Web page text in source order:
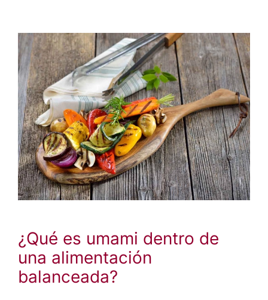
¿Qué es umami dentro de
una alimentación
balanceada?